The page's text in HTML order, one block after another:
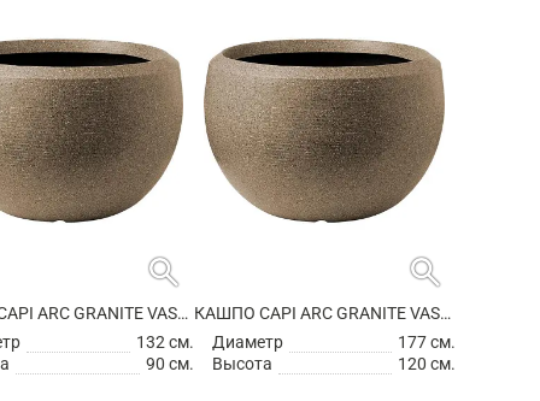
search
КАШПО CAPI ARC GRANITE VASE BALL WARM TAUPE
132 см.
90 см.
search
КАШПО CAPI ARC GRANITE VASE BALL WARM TAUPE
Диаметр
177 см.
Высота
120 см.